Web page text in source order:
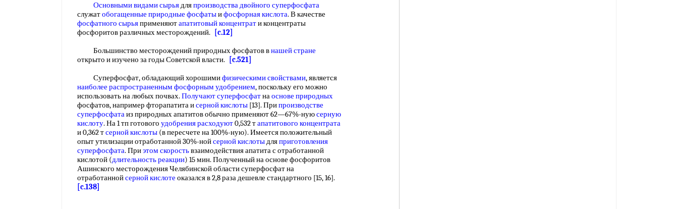
Основными видами сырьядляпроизводства двойного суперфосфата
служатобогащенные природные фосфатыифосфорная кислота. В качестве
фосфатного сырьяприменяютапатитовый концентрати концентраты
фосфоритов различных месторождений.
[c.12]
Большинство месторождений природных фосфатов внашей стране
открыто и изучено за годы Советской власти.
[c.521]
Суперфосфат, обладающий хорошимифизическими свойствами, является
наиболее распространенным фосфорным удобрением, поскольку его можно
использовать на любых почвах.Получают суперфосфатнаоснове природных
фосфатов, например фторапатита исерной кислоты [13]. Припроизводстве
суперфосфатаиз природных апатитов обычно применяют 62—67%-нуюсерную
кислоту. На 1 тп готового удобрения расходуют0,532 тапатитового концентрата
и 0,362 тсерной кислоты (в пересчете на 100%-ную). Имеется положительный
опыт утилизации отработанной 30%-нойсерной кислотыдляприготовления
суперфосфата. Приэтом скоростьвзаимодействия апатита с отработанной
кислотой (длительность реакции) 15 мин. Полученный на основе фосфоритов
Ашинского месторождения Челябинской области суперфосфат на
отработаннойсерной кислоте оказался в 2,8 раза дешевле стандартного [15, 16].
[c.138]